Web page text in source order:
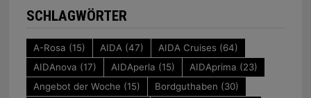
SCHLAGWÖRTER
A-Rosa (15) AIDA (47) AIDA Cruises (64)
AIDAnova (17) AIDAperla (15) AIDAprima (23)
Angebot der Woche (15) Bordguthaben (30)